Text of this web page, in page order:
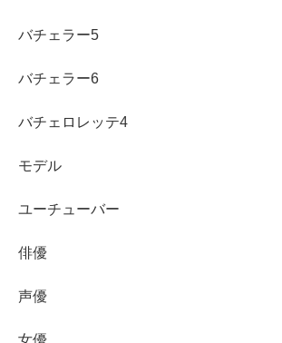
ここでは「なぜ出るのか」を分解しつつ
とめます。
検索が集まると表示されやすい
まず押さえておきたいのは、サジェスト
の確定ではなく、検索の多さや関連性で
バチェラー5
バチェラー6
バチェロレッテ4
モデル
ユーチューバー
俳優
声優
女優